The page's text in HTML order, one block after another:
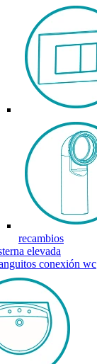
recambios
elevada
conexión wc